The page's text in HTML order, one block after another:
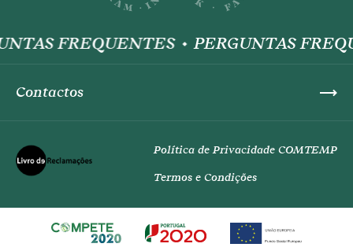
FREQUENTES PERGUNTAS
Contactos
Política de Privacidade COMTEMP
Termos e Condições